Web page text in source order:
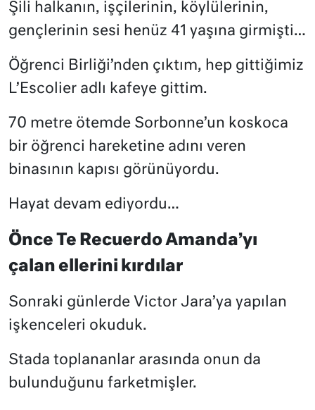
Şili halkanın, işçilerinin, köylülerinin,
gençlerinin sesi henüz 41 yaşına girmişti…
Öğrenci Birliği’nden çıktım, hep gittiğimiz
L’Escolier adlı kafeye gittim.
70 metre ötemde Sorbonne’un koskoca
bir öğrenci hareketine adını veren
binasının kapısı görünüyordu.
Hayat devam ediyordu…
Önce Te Recuerdo Amanda’yı
çalan ellerini kırdılar
Sonraki günlerde Victor Jara’ya yapılan
işkenceleri okuduk.
Stada toplananlar arasında onun da
bulunduğunu farketmişler.